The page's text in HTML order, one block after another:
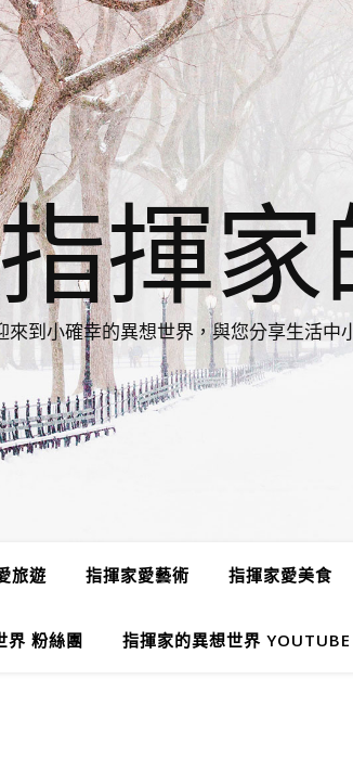
指揮
來到小確幸的異想世界，與您分享生活
旅遊 指揮家愛藝術 指揮家愛美食
界 粉絲團 指揮家的異想世界 YOUTUBE